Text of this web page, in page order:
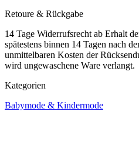
Retoure & Rückgabe
14 Tage Widerrufsrecht ab Erhalt
spätestens binnen 14 Tagen nach
unmittelbaren Kosten der
wird ungewaschene Ware verlangt.
Kategorien
Babymode & Kindermode